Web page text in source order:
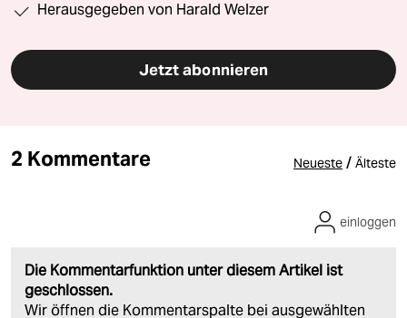
Herausgegeben von Harald Welzer
Jetzt abonnieren
2 Kommentare Neueste / Älteste
Die Kommentarfunktion unter diesem Artikel ist
geschlossen.
Wir öffnen die Kommentarspalte bei ausgewählten
einloggen